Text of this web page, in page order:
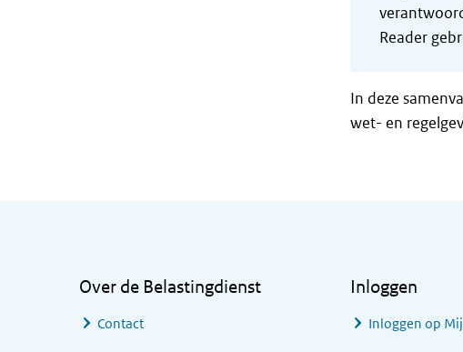
Reader
In deze
wet- en
Over de Belastingdienst
Contact
Inloggen
Inloggen op